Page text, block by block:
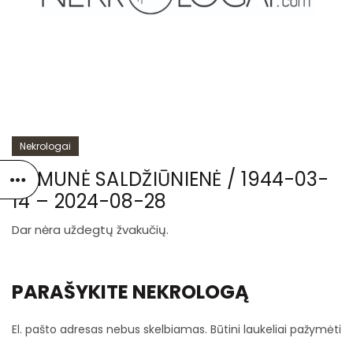
Nekrologai
RAMUNĖ SALDŽIŪNIENĖ / 1944-03-
14 – 2024-08-28
Dar nėra uždegtų žvakučių.
PARAŠYKITE NEKROLOGĄ
El. pašto adresas nebus skelbiamas. Būtini laukeliai pažymėti